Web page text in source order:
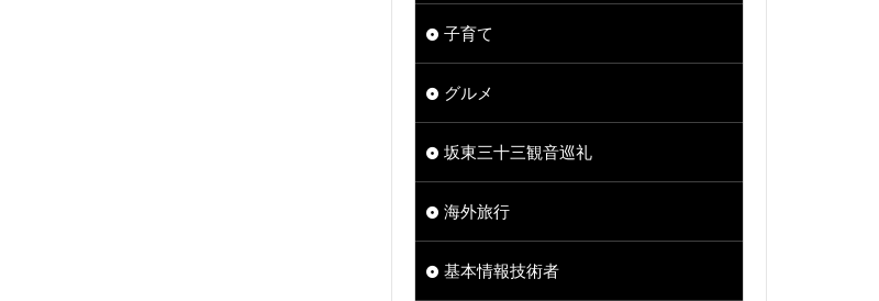
子育て
グルメ
坂東三十三観音巡礼
海外旅行
基本情報技術者